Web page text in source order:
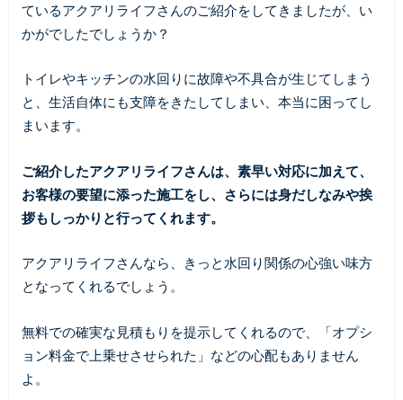
ているアクアリライフさんのご紹介をしてきましたが、い
かがでしたでしょうか？
トイレやキッチンの水回りに故障や不具合が生じてしまう
と、生活自体にも支障をきたしてしまい、本当に困ってし
まいます。
ご紹介したアクアリライフさんは、素早い対応に加えて、
お客様の要望に添った施工をし、さらには身だしなみや挨
拶もしっかりと行ってくれます。
アクアリライフさんなら、きっと水回り関係の心強い味方
となってくれるでしょう。
無料での確実な見積もりを提示してくれるので、「オプシ
ョン料金で上乗せさせられた」などの心配もありません
よ。